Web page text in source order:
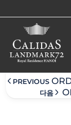
Order – April
PREVIOUS
다음